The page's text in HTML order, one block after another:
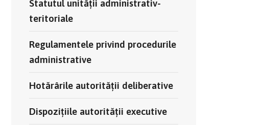
Statutul unității administrativ-
teritoriale
Regulamentele privind procedurile
administrative
Hotărârile autorității deliberative
Dispozițiile autorității executive